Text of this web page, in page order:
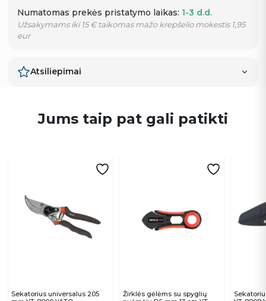
Numatomas prekės pristatymo laikas: 1-3 d.d.
Užsakymams iki 15 € taikomas mažo krepšelio mokestis 1,95
eur
Atsiliepimai
Jums taip pat gali patikti
Sekatorius universalus 205
Žirklės gėlėms su spyglių